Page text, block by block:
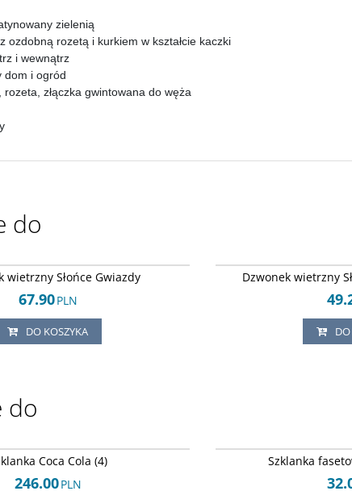
zielenią
ozdobną rozetą i kurkiem w kształcie kaczki
i wewnątrz
dom i ogród
złączka gwintowana do węża
do
wietrzny Słońce Gwiazdy
67.90PLN
DO KOSZYKA
Dzwonek wietrzny
do
Coca Cola (4)
246.00PLN
Szklanka